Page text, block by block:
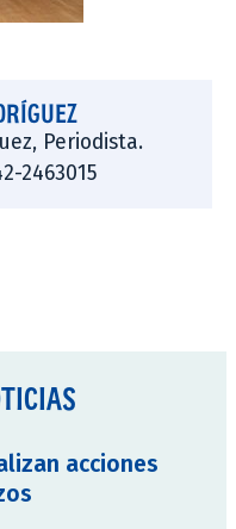
Periodista.
2463015
acciones